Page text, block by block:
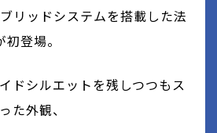
リッドシステムを搭載した法
登場。
ドシルエットを残しつつもス
た外観、